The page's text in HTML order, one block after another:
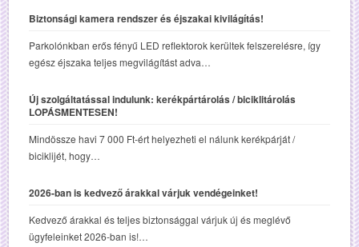
Biztonsági kamera rendszer és éjszakai kivilágítás!
Parkolónkban erős fényű LED reflektorok kerültek felszerelésre, így
egész éjszaka teljes megvilágítást adva…
Új szolgáltatással indulunk: kerékpártárolás / biciklitárolás
LOPÁSMENTESEN!
Mindössze havi 7 000 Ft-ért helyezheti el nálunk kerékpárját /
biciklijét, hogy…
2026-ban is kedvező árakkal várjuk vendégeinket!
Kedvező árakkal és teljes biztonsággal várjuk új és meglévő
ügyfeleinket 2026-ban is!…